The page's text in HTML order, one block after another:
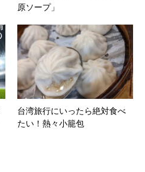
原ソープ」
台湾旅行にいったら絶対食べ
たい！熱々小籠包